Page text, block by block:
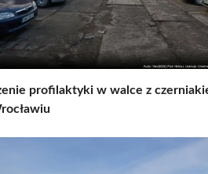
profilaktyki w walce z